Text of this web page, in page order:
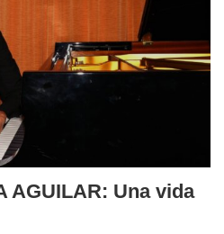
AGUILAR: Una vida